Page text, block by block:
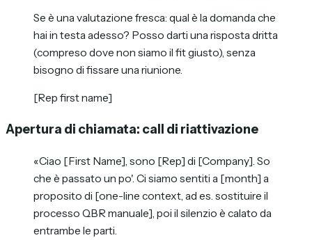
Se è una valutazione fresca: qual è la domanda che
hai in testa adesso? Posso darti una risposta dritta
(compreso dove non siamo il fit giusto), senza
bisogno di fissare una riunione.
[Rep first name]
Apertura di chiamata: call di riattivazione
«Ciao [First Name], sono [Rep] di [Company]. So
che è passato un po'. Ci siamo sentiti a [month] a
proposito di [one-line context, ad es. sostituire il
processo QBR manuale], poi il silenzio è calato da
entrambe le parti.